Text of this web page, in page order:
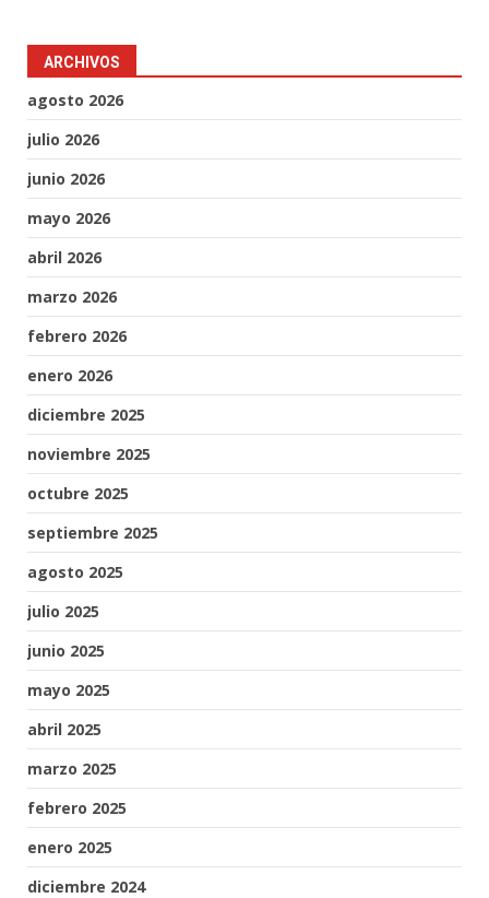
ARCHIVOS
agosto 2026
julio 2026
junio 2026
mayo 2026
abril 2026
marzo 2026
febrero 2026
enero 2026
diciembre 2025
noviembre 2025
octubre 2025
septiembre 2025
agosto 2025
julio 2025
junio 2025
mayo 2025
abril 2025
marzo 2025
febrero 2025
enero 2025
diciembre 2024